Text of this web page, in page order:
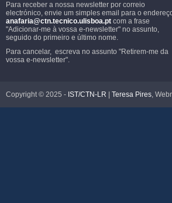
Para receber a nossa newsletter por correio
electrónico, envie um simples email para o
anafaria@ctn.tecnico.ulisboa.pt com a frase
"Adicionar-me à vossa e-newsletter" no assunto,
seguido do primeiro e último nome.
Para cancelar, escreva no assunto "Retirem-me da
vossa e-newsletter".
Copyright © 2025 - IST/CTN-LR Teresa Pires,